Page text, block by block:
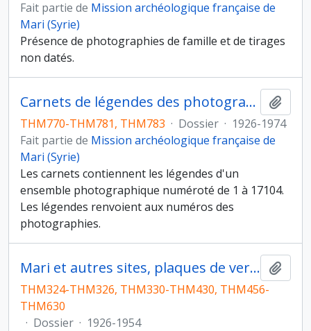
Fait partie de Mission archéologique française de
Mari (Syrie)
Présence de photographies de famille et de tirages
non datés.
Carnets de légendes des photographies
THM770-THM781, THM783 · Dossier · 1926-1974
Fait partie de Mission archéologique française de
Mari (Syrie)
Les carnets contiennent les légendes d'un
ensemble photographique numéroté de 1 à 17104.
Les légendes renvoient aux numéros des
photographies.
Mari et autres sites, plaques de verre 1 à 2248
THM324-THM326, THM330-THM430, THM456-
THM630
· Dossier · 1926-1954